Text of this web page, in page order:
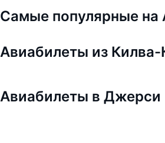
Самые популярные на
Авиабилеты из Килва-
Авиабилеты в Джерси